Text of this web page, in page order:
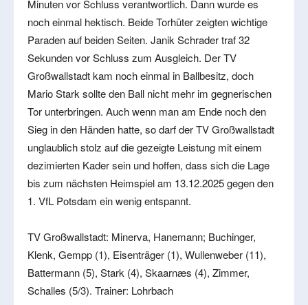
Minuten vor Schluss verantwortlich. Dann wurde es
noch einmal hektisch. Beide Torhüter zeigten wichtige
Paraden auf beiden Seiten. Janik Schrader traf 32
Sekunden vor Schluss zum Ausgleich. Der TV
Großwallstadt kam noch einmal in Ballbesitz, doch
Mario Stark sollte den Ball nicht mehr im gegnerischen
Tor unterbringen. Auch wenn man am Ende noch den
Sieg in den Händen hatte, so darf der TV Großwallstadt
unglaublich stolz auf die gezeigte Leistung mit einem
dezimierten Kader sein und hoffen, dass sich die Lage
bis zum nächsten Heimspiel am 13.12.2025 gegen den
1. VfL Potsdam ein wenig entspannt.
TV Großwallstadt: Minerva, Hanemann; Buchinger,
Klenk, Gempp (1), Eisenträger (1), Wullenweber (11),
Battermann (5), Stark (4), Skaarnæs (4), Zimmer,
Schalles (5/3). Trainer: Lohrbach